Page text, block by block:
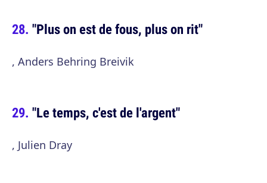
"Plus on est de fous, plus on rit"
, Anders Behring Breivik
"Le temps, c'est de l'argent"
, Julien Dray